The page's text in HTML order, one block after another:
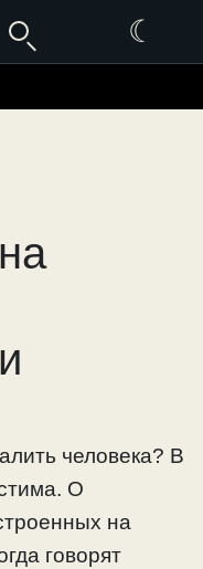
☾
человека? В
О
на
говорят